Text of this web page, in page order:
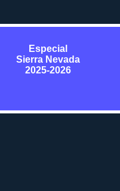
Especial
Sierra Nevada
2025-2026